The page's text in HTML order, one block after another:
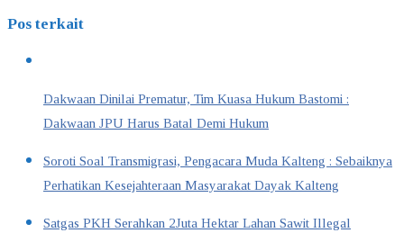
Pos terkait
Dakwaan Dinilai Prematur, Tim Kuasa Hukum Bastomi :
Dakwaan JPU Harus Batal Demi Hukum
Soroti Soal Transmigrasi, Pengacara Muda Kalteng : Sebaiknya
Perhatikan Kesejahteraan Masyarakat Dayak Kalteng
Satgas PKH Serahkan 2Juta Hektar Lahan Sawit Illegal